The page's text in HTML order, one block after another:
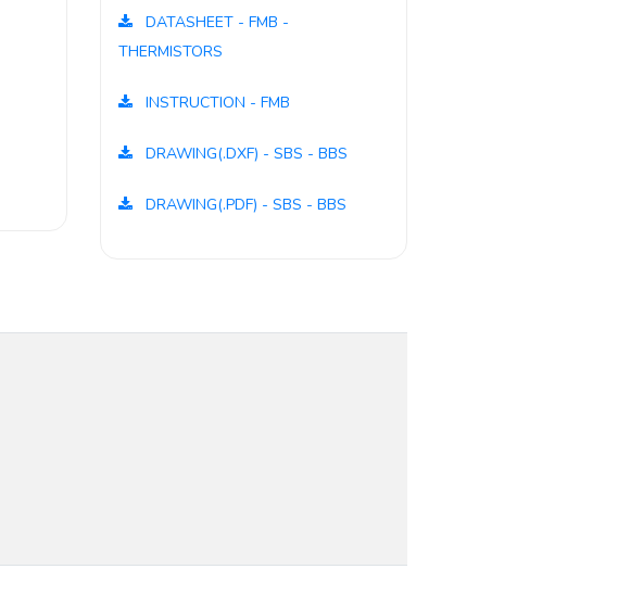
DATASHEET - FMB -
THERMISTORS
INSTRUCTION - FMB
DRAWING(.DXF) - SBS - BBS
DRAWING(.PDF) - SBS - BBS